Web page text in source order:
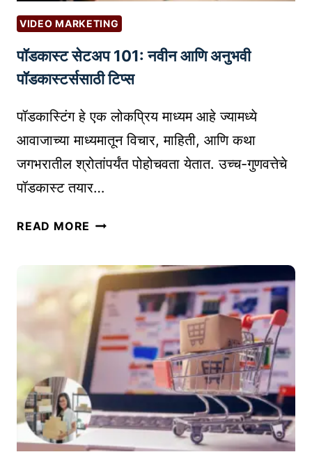
णि
से
मि
वा
य
?
टिं
ग
कौ
श
सु
र
ण्या
चे
र्ग
T
I
P
S
F
O
R
D
I
G
I
VIDEO MARKETING
पॉडकास्ट सेटअप 101: नवीन आणि अनुभवी
पॉडकास्टर्ससाठी टिप्स
पॉडकास्टिंग हे एक लोकप्रिय माध्यम आहे ज्यामध्ये
आवाजाच्या माध्यमातून विचार, माहिती, आणि कथा
जगभरातील श्रोतांपर्यंत पोहोचवता येतात. उच्च-गुणवत्तेचे
पॉडकास्ट तयार…
READ MORE पॉ
स्ट
से
ट
अ
प
1
0
1
:
न